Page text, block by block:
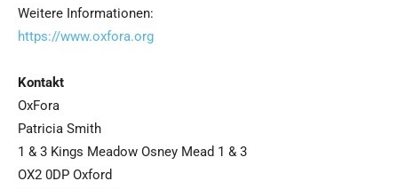
Weitere Informationen:
https://www.oxfora.org
Kontakt
OxFora
Patricia Smith
1 & 3 Kings Meadow Osney Mead 1 & 3
OX2 0DP Oxford